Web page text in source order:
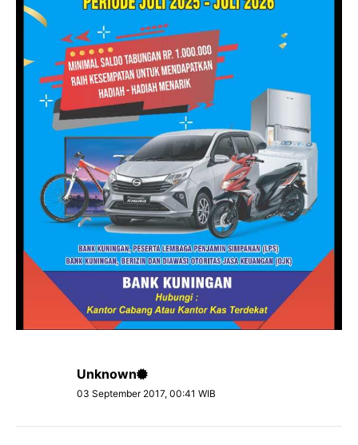
Unknown
03 September 2017, 00:41 WIB